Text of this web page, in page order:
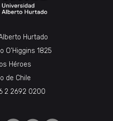
Hurtado
O’Higgins 1825
Héroes
de Chile
2 2692 0200